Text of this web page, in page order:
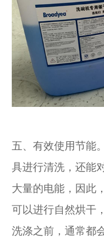
五、有效使用节能
具进行清洗，还能
大量的电能，因此
可以进行自然烘干
洗涤之前，通常都